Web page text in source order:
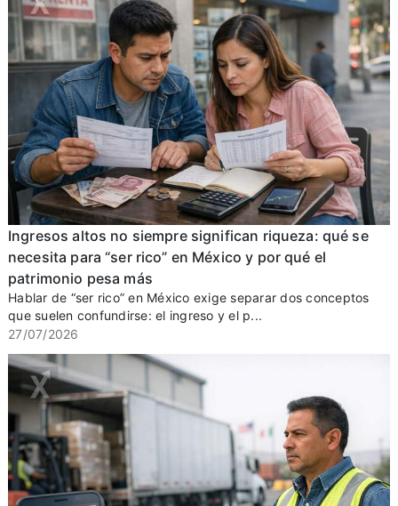
Ingresos altos no siempre significan riqueza: qué se
necesita para “ser rico” en México y por qué el
patrimonio pesa más
Hablar de “ser rico” en México exige separar dos conceptos
que suelen confundirse: el ingreso y el p...
27/07/2026